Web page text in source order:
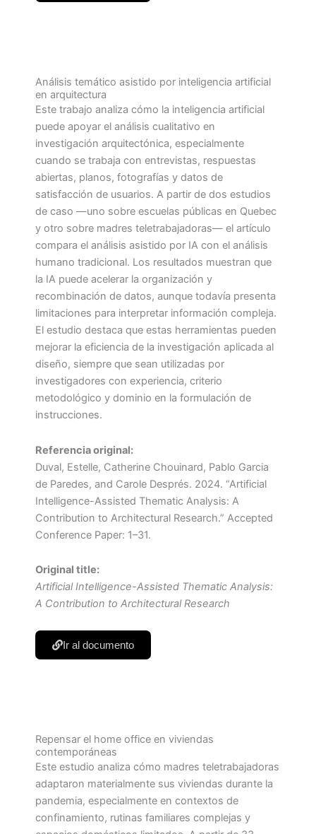
Análisis temático asistido por inteligencia artificial
en arquitectura
Este trabajo analiza cómo la inteligencia artificial
puede apoyar el análisis cualitativo en
investigación arquitectónica, especialmente
cuando se trabaja con entrevistas, respuestas
abiertas, planos, fotografías y datos de
satisfacción de usuarios. A partir de dos estudios
de caso —uno sobre escuelas públicas en Quebec
y otro sobre madres teletrabajadoras— el artículo
compara el análisis asistido por IA con el análisis
humano tradicional. Los resultados muestran que
la IA puede acelerar la organización y
recombinación de datos, aunque todavía presenta
limitaciones para interpretar información compleja.
El estudio destaca que estas herramientas pueden
mejorar la eficiencia de la investigación aplicada al
diseño, siempre que sean utilizadas por
investigadores con experiencia, criterio
metodológico y dominio en la formulación de
instrucciones.
Referencia original:
Duval, Estelle, Catherine Chouinard, Pablo Garcia
de Paredes, and Carole Després. 2024. “Artificial
Intelligence-Assisted Thematic Analysis: A
Contribution to Architectural Research.” Accepted
Conference Paper: 1–31.
Original title:
Artificial Intelligence-Assisted Thematic Analysis:
A Contribution to Architectural Research
Ir al documento
Repensar el home office en viviendas
contemporáneas
Este estudio analiza cómo madres teletrabajadoras
adaptaron materialmente sus viviendas durante la
pandemia, especialmente en contextos de
confinamiento, rutinas familiares complejas y